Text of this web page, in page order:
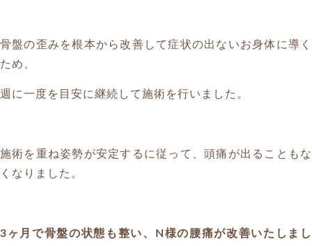
骨盤の歪みを根本から改善して症状の出ないお身体に導く
ため、
週に一度を目安に継続して施術を行いました。
施術を重ね姿勢が安定するに従って、頭痛が出ることもな
くなりました。
3ヶ月で骨盤の状態も整い、N様の腰痛が改善いたしまし